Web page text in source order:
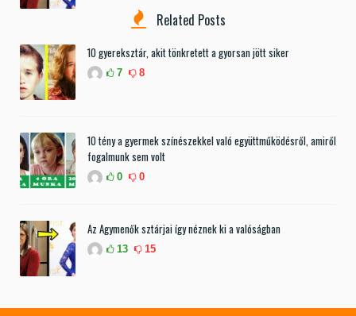
Related Posts
10 gyereksztár, akit tönkretett a gyorsan jött siker
7 8
10 tény a gyermek színészekkel való együttműködésről, amiről
fogalmunk sem volt
0 0
Az Agymenők sztárjai így néznek ki a valóságban
13 15